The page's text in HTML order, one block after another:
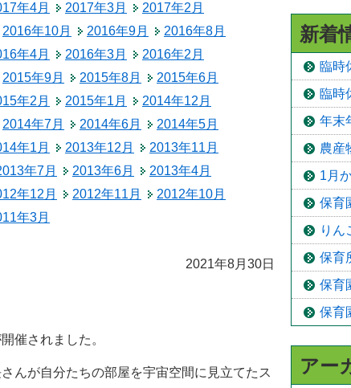
年4月 2017年3月
2017年2月
2016年10月 2016年9月
2016年8月
年4月 2016年3月
2016年2月
2015年9月 2015年8月
2015年6月
年2月 2015年1月
2014年12月
2014年7月 2014年6月
2014年5月
年1月 2013年12月
2013年11月
年7月 2013年6月
2013年4月
年12月 2012年11月
2012年10月
年3月
2021年8月30日
催されました。
んが自分たちの部屋を宇宙空間に見立てたス
新着
臨時
臨時
年末
農産
1月
保育
りん
保育
保育
保育
アー